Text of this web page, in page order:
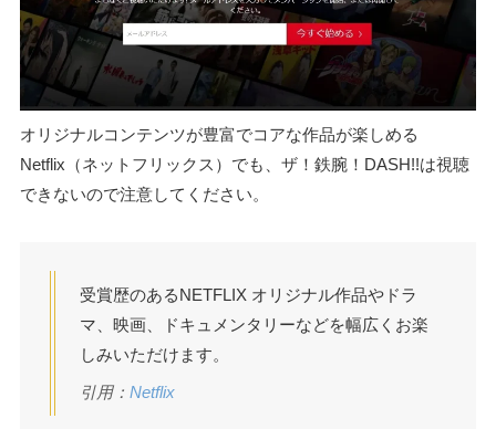
オリジナルコンテンツが豊富でコアな作品が楽しめる
Netflix（ネットフリックス）でも、ザ！鉄腕！DASH!!は視聴
できないので注意してください。
受賞歴のあるNETFLIX オリジナル作品やドラ
マ、映画、ドキュメンタリーなどを幅広くお楽
しみいただけます。
引用： Netflix